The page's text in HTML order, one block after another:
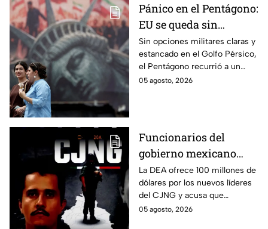
Pánico en el Pentágono:
EU se queda sin
opciones contra Irán y
pide a sus tropas ideas
para castigar a Teherán
Sin opciones militares claras y
estancado en el Golfo Pérsico,
el Pentágono recurrió a un
insólito correo masivo
05 agosto, 2026
Funcionarios del
gobierno mexicano
apoyaron a cárteles:
DEA
La DEA ofrece 100 millones de
dólares por los nuevos líderes
del CJNG y acusa que
exfuncionarios mexicanos
05 agosto, 2026